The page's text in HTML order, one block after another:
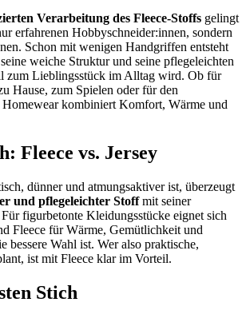
Verarbeitung des Fleece-Stoffs gelingt
erfahrenen Hobbyschneider:innen, sondern
Schon mit wenigen Handgriffen entsteht
weiche Struktur und seine pflegeleichten
zum Lieblingsstück im Alltag wird. Ob für
Hause, zum Spielen oder für den
kombiniert Komfort, Wärme und
Fleece vs. Jersey
dünner und atmungsaktiver ist, überzeugt
und pflegeleichter Stoffmit seiner
figurbetonte Kleidungsstücke eignet sich
Fleece für Wärme, Gemütlichkeit und
bessere Wahl ist. Wer also praktische,
ist mit Fleece klar im Vorteil.
Stich